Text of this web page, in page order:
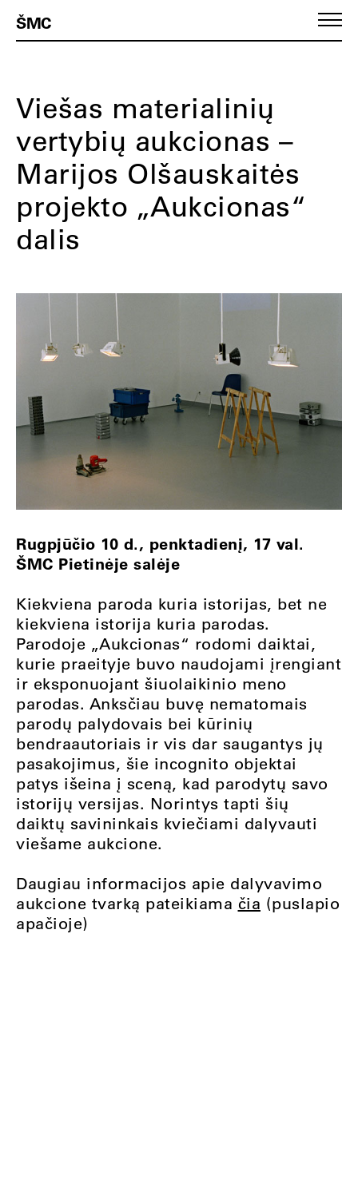
ŠMC
Viešas materialinių
vertybių aukcionas –
Marijos Olšauskaitės
projekto „Aukcionas“
dalis
Rugpjūčio 10 d., penktadienį, 17 val.
ŠMC Pietinėje salėje
Kiekviena paroda kuria istorijas, bet ne
kiekviena istorija kuria parodas.
Parodoje „Aukcionas“ rodomi daiktai,
kurie praeityje buvo naudojami įrengiant
ir eksponuojant šiuolaikinio meno
parodas. Anksčiau buvę nematomais
parodų palydovais bei kūrinių
bendraautoriais ir vis dar saugantys jų
pasakojimus, šie incognito objektai
patys išeina į sceną, kad parodytų savo
istorijų versijas. Norintys tapti šių
daiktų savininkais kviečiami dalyvauti
viešame aukcione.
Daugiau informacijos apie dalyvavimo
aukcione tvarką pateikiama čia (puslapio
apačioje)